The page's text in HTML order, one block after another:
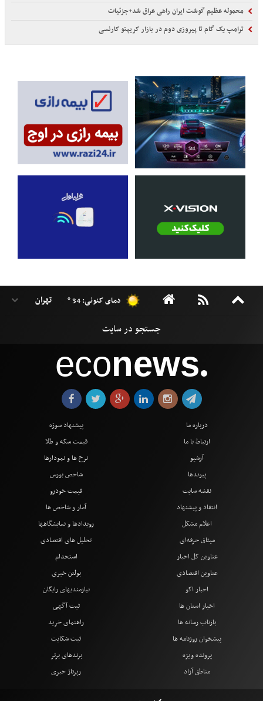
محموله عظیم گوشت ایران راهی عراق شد+جزئیات
ترامپ یک گام تا پیروزی دوم در بازار کریپتو کارنسی
دمای کنونی: 34 °
econews●
درباره ما
ارتباط با ما
آرشیو
پیوندها
نقشه سایت
انتقاد و پیشنهاد
اعلام مشکل
میثاق حرفه‌ای
پیشنهاد سوژه
قیمت سکه و طلا
نرخ ها و نمودارها
شاخص بورس
قیمت خودرو
آمار و شاخص ها
رویدادها و نمایشگاهها
تحلیل های اقتصادی
عناوین کل اخبار
عناوین اقتصادی
اخبار اکو
اخبار استان ها
بازتاب رسانه ها
پیشخوان روزنامه ها
پرونده ویژه
مناطق آزاد
استخدام
بولتن خبری
نیازمندیهای رایگان
ثبت آگهی
راهنمای خرید
ثبت شکایت
برندهای برتر
رپرتاژ خبری